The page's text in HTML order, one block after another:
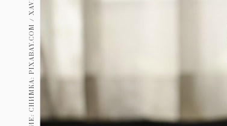
Пътувай
Здраве
Gentlemen